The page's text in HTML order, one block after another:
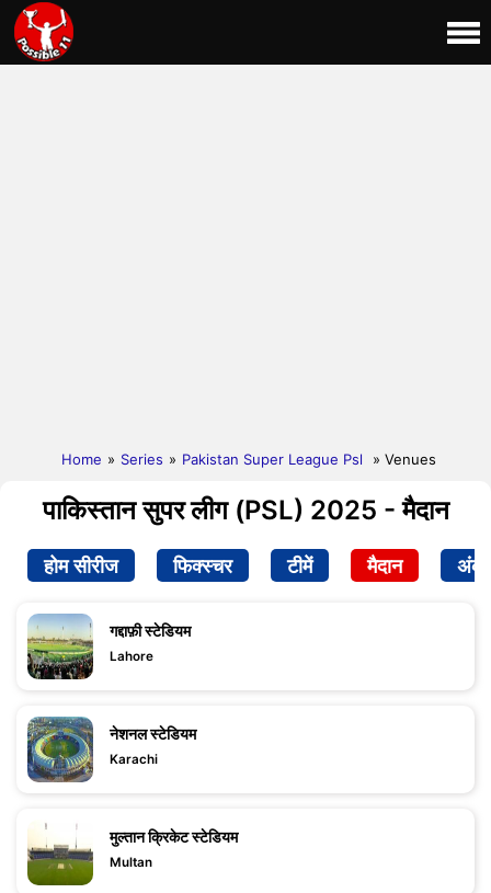
Home » Series » Pakistan Super League Psl » Venues
पाकिस्तान सुपर लीग (PSL) 2025 - मैदान
होम सीरीज फिक्स्चर टीमें मैदान अंक
गद्दाफ़ी स्टेडियम
Lahore
नेशनल स्टेडियम
Karachi
मुल्तान क्रिकेट स्टेडियम
Multan